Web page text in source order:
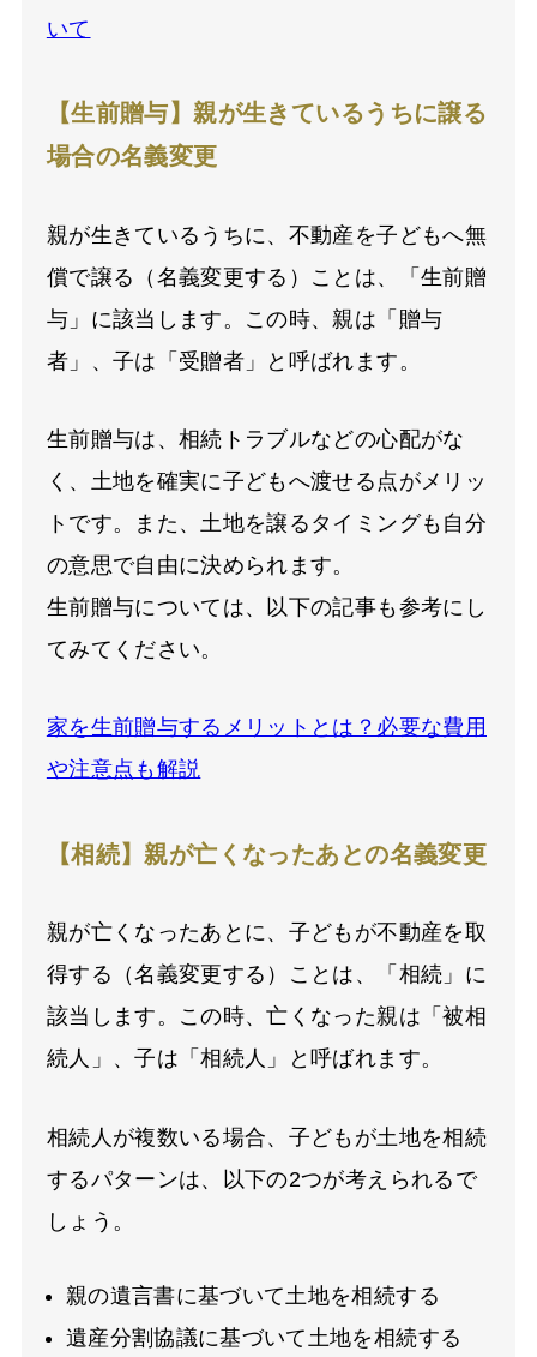
いて
【生前贈与】親が生きているうちに譲る
場合の名義変更
親が生きているうちに、不動産を子どもへ無
償で譲る（名義変更する）ことは、「生前贈
与」に該当します。この時、親は「贈与
者」、子は「受贈者」と呼ばれます。
生前贈与は、相続トラブルなどの心配がな
く、土地を確実に子どもへ渡せる点がメリッ
トです。また、土地を譲るタイミングも自分
の意思で自由に決められます。
生前贈与については、以下の記事も参考にし
てみてください。
家を生前贈与するメリットとは？必要な費用
や注意点も解説
【相続】親が亡くなったあとの名義変更
親が亡くなったあとに、子どもが不動産を取
得する（名義変更する）ことは、「相続」に
該当します。この時、亡くなった親は「被相
続人」、子は「相続人」と呼ばれます。
相続人が複数いる場合、子どもが土地を相続
するパターンは、以下の2つが考えられるで
しょう。
親の遺言書に基づいて土地を相続する
遺産分割協議に基づいて土地を相続する